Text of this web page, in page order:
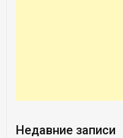
Недавние записи